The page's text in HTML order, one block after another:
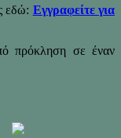
εδώ: Εγγραφείτε για
πρόκληση σε έναν